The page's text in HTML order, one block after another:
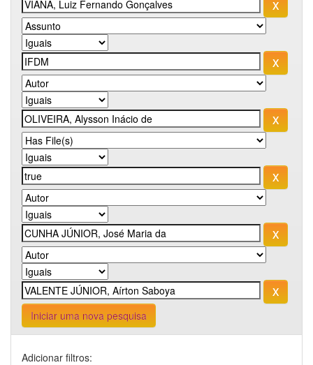
Iniciar uma nova pesquisa
Adicionar filtros: